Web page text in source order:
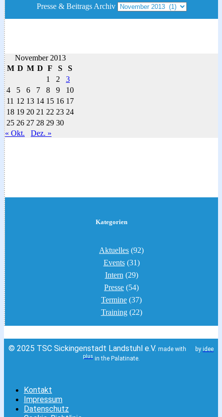
Presse & Beitrags Archiv
November 2013
M D M D F S
S
1
2
3
4
5 6 7 8 9
10
11 12 13 14 15 16 17
18 19 20 21 22 23 24
25 26 27 28 29 30
« Okt.
Dez. »
Kategorien
Aktuelles (92)
Events(31)
Intern (29)
Presse (54)
Termine (37)
Training(22)
© 2025 TSC Sickingenstadt Landstuhl e.V. made with by idee
plusin the Palatinate.
Kontakt
Impressum
Datenschutz